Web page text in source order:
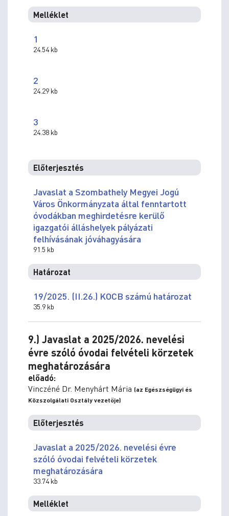
Melléklet
1
24.54 kb
2
24.29 kb
3
24.38 kb
Előterjesztés
Javaslat a Szombathely Megyei Jogú
Város Önkormányzata által fenntartott
óvodákban meghirdetésre kerülő
igazgatói álláshelyek pályázati
felhívásának jóváhagyására
91.5 kb
Határozat
19/2025. (II.26.) KOCB számú határozat
35.9 kb
9.) Javaslat a 2025/2026. nevelési
évre szóló óvodai felvételi körzetek
meghatározására
előadó:
Vinczéné Dr. Menyhárt Mária (az Egészségügyi és
Közszolgálati Osztály vezetője)
Előterjesztés
Javaslat a 2025/2026. nevelési évre
szóló óvodai felvételi körzetek
meghatározására
33.74 kb
Melléklet